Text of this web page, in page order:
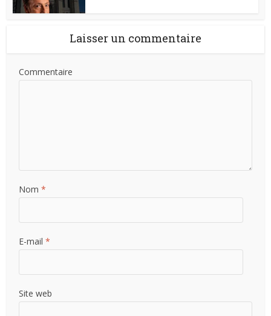
Laisser un commentaire
Commentaire
Nom*
E-mail*
Site web